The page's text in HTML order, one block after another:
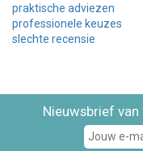
praktische adviezen
professionele keuzes
slechte recensie
Nieuwsbrief